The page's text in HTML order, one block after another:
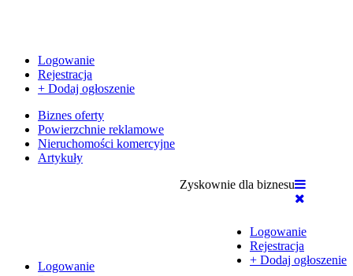
Logowanie
Rejestracja
+ Dodaj ogłoszenie
Biznes oferty
Powierzchnie reklamowe
Nieruchomości komercyjne
Artykuły
Zyskownie dla biznesu
Logowanie
Rejestracja
+ Dodaj ogłoszenie
Logowanie